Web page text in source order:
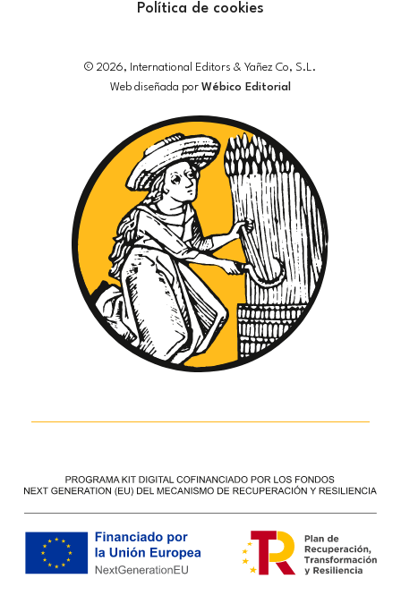
Política de cookies
© 2026, International Editors & Yañez Co, S.L.
Web diseñada por Wébico Editorial